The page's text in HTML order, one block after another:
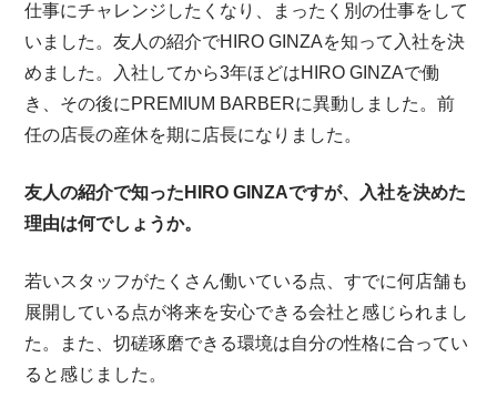
仕事にチャレンジしたくなり、まったく別の仕事をして
いました。友人の紹介でHIRO GINZAを知って入社を決
めました。入社してから3年ほどはHIRO GINZAで働
き、その後にPREMIUM BARBERに異動しました。前
任の店長の産休を期に店長になりました。
友人の紹介で知ったHIRO GINZAですが、入社を決めた
理由は何でしょうか。
若いスタッフがたくさん働いている点、すでに何店舗も
展開している点が将来を安心できる会社と感じられまし
た。また、切磋琢磨できる環境は自分の性格に合ってい
ると感じました。